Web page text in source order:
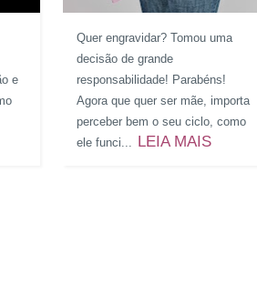
e
Quer engravidar? Tomou uma
decisão de grande
responsabilidade! Parabéns!
Agora que quer ser mãe, importa
perceber bem o seu ciclo, como
ele funci... LEIA MAIS